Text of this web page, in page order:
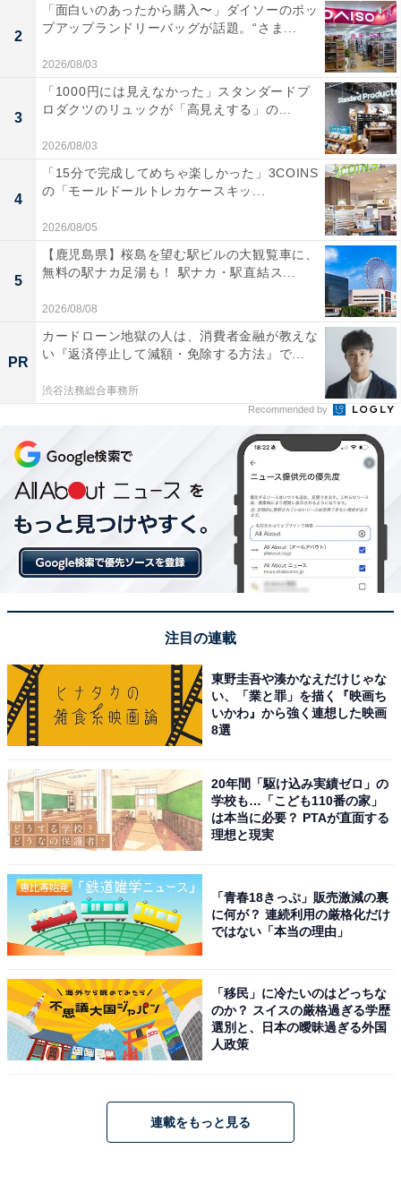
2
「面白いのあったから購入〜」ダイソーのポッ
プアップランドリーバッグが話題。“さま...
2026/08/03
3
「1000円には見えなかった」スタンダードプ
ロダクツのリュックが「高見えする」の...
2026/08/03
4
「15分で完成してめちゃ楽しかった」3COINS
の「モールドールトレカケースキッ...
2026/08/05
5
【鹿児島県】桜島を望む駅ビルの大観覧車に、
無料の駅ナカ足湯も！ 駅ナカ・駅直結ス...
2026/08/08
PR
カードローン地獄の人は、消費者金融が教えな
い『返済停止して減額・免除する方法』で...
渋谷法務総合事務所
Recommended by
注目の連載
東野圭吾や湊かなえだけじゃな
い、「業と罪」を描く『映画ち
いかわ』から強く連想した映画
8選
20年間「駆け込み実績ゼロ」の
学校も…「こども110番の家」
は本当に必要？ PTAが直面する
理想と現実
「青春18きっぷ」販売激減の裏
に何が？ 連続利用の厳格化だけ
ではない「本当の理由」
「移民」に冷たいのはどっちな
のか？ スイスの厳格過ぎる学歴
選別と、日本の曖昧過ぎる外国
人政策
連載をもっと見る